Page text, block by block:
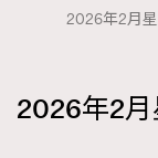
2026年2月
2026年2